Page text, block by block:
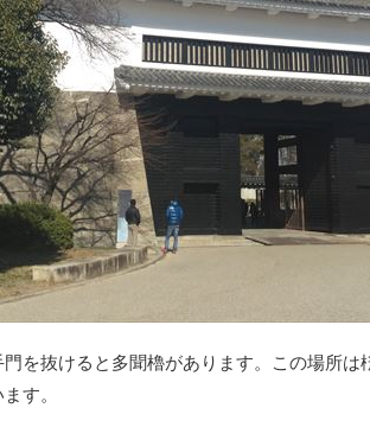
を抜けると多聞櫓があります。この場所
す。